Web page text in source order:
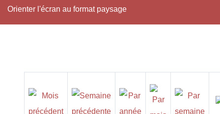
Orienter l'écran au format paysage